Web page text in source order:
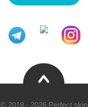
© 2018 - 2026 Perfect skin